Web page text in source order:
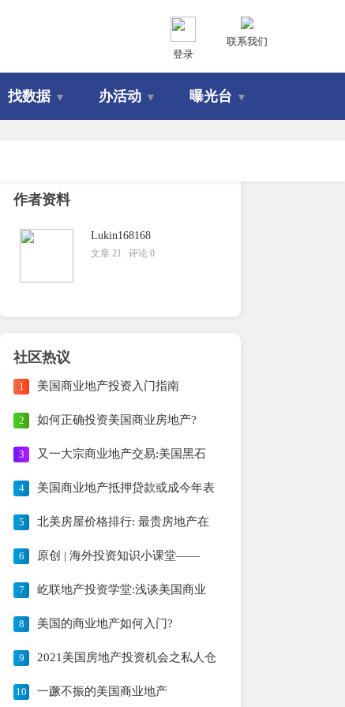
联系我们
登录
找数据 ▼ 办活动 ▼ 曝光台 ▼
作者资料
Lukin168168
文章 21 评论 0
社区热议
1 美国商业地产投资入门指南
2 如何正确投资美国商业房地产?
3 又一大宗商业地产交易:美国黑石
4 美国商业地产抵押贷款或成今年表
5 北美房屋价格排行: 最贵房地产在
6 原创 | 海外投资知识小课堂——
7 屹联地产投资学堂:浅谈美国商业
8 美国的商业地产如何入门?
9 2021美国房地产投资机会之私人仓
10 一蹶不振的美国商业地产